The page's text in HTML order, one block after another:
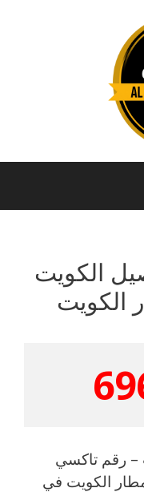
الكويت
الكويت
– رقم تاكسي
الكويت في